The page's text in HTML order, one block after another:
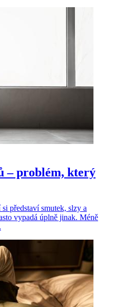
– problém, který
představí smutek, slzy a
vypadá úplně jinak. Méně